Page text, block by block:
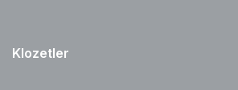
Klozetler